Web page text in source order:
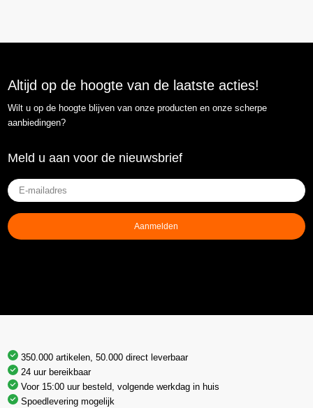
Altijd op de hoogte van de laatste acties!
Wilt u op de hoogte blijven van onze producten en onze scherpe
aanbiedingen?
Meld u aan voor de nieuwsbrief
E-
mailadres(Vereist)
Aanmelden
350.000 artikelen, 50.000 direct leverbaar
24 uur bereikbaar
Voor 15:00 uur besteld, volgende werkdag in huis
Spoedlevering mogelijk